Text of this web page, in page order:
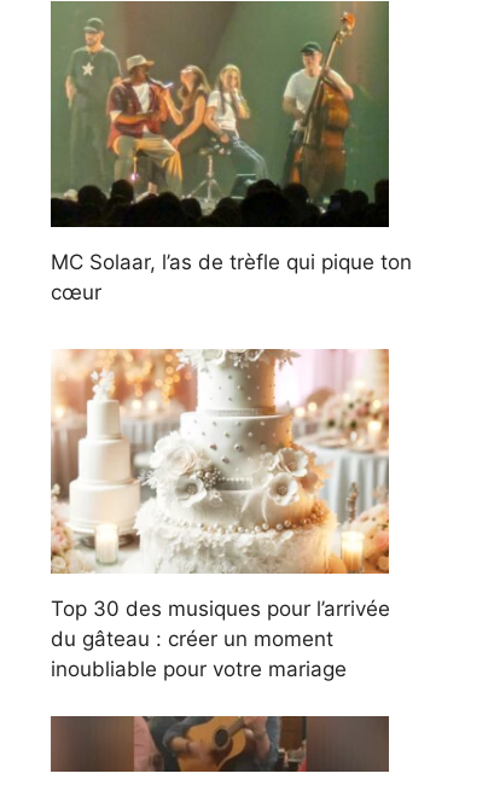
MC Solaar, l’as de trèfle qui pique ton
cœur
Top 30 des musiques pour l’arrivée
du gâteau : créer un moment
inoubliable pour votre mariage